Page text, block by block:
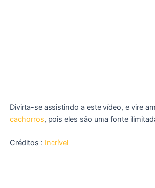
Divirta-se assistindo a este vídeo, e vire
cachorros, pois eles são uma fonte
Créditos : Incrível